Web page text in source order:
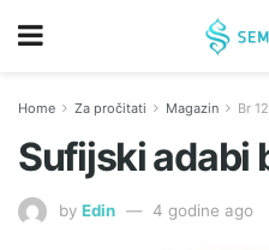
Home Za pročitati Magazin Br
Sufijski adabi
by Edin 4 godine ago